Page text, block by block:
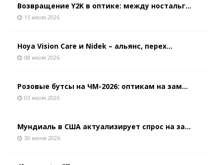
Возвращение Y2K в оптике: между ностальг...
15 июля 2026
Hoya Vision Care и Nidek – альянс, перех...
08 июля 2026
Розовые бутсы на ЧМ-2026: оптикам на зам...
03 июля 2026
Мундиаль в США актуализирует спрос на за...
30 июня 2026